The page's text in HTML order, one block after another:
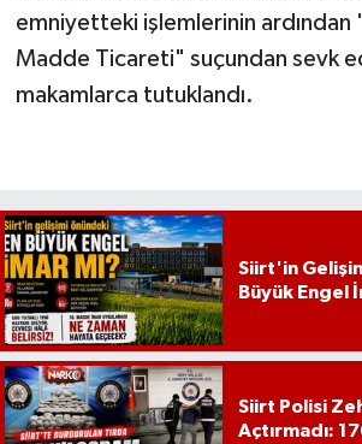
emniyetteki işlemlerinin ardından
Madde Ticareti" suçundan sevk
makamlarca tutuklandı.
Siirt'in
Büyük Engel
Siirt Polisi
Açtırmadı: